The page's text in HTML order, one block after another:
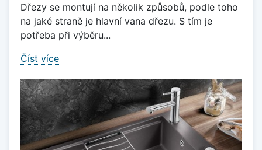
Dřezy se montují na několik způsobů, podle toho
na jaké straně je hlavní vana dřezu. S tím je
potřeba při výběru...
Číst více